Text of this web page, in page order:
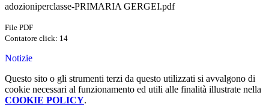
adozioniperclasse-PRIMARIA GERGEI.pdf
File PDF
Contatore click: 14
Notizie
Questo sito o gli strumenti terzi da questo utilizzati si avvalgono di
cookie necessari al funzionamento ed utili alle finalità illustrate nella
COOKIE POLICY.